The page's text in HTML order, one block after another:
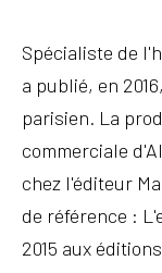
Spécialiste de
a publié, en
parisien. La
commerciale
chez l'éditeur
de référence :
2015 aux